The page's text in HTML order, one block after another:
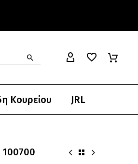
Κουρείου JRL
100700